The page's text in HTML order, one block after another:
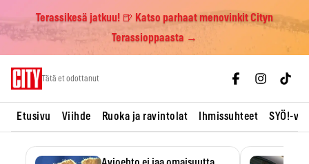
Terassikesä jatkuu! 🍺 Katso parhaat menovinkit Cityn
Terassioppaasta →
Tätä et odottanut
Etusivu Viihde Ruoka ja ravintolat Ihmissuhteet SYÖ!-